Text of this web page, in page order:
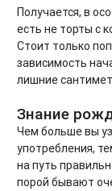
Получается, в
есть не торты с
Стоит только
зависимость
лишние
Знание
Чем больше вы
употребления,
на путь
порой бывают